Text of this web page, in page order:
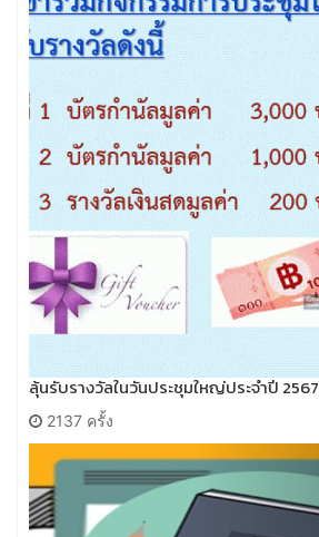
ลุ้นรับรางวัลในวันประชุมใหญ่ประจำปี 2567
2137 ครั้ง